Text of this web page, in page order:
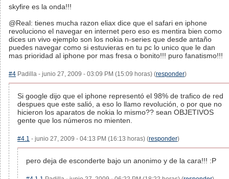
skyfire es la onda!!!
@Real: tienes mucha razon eliax dice que el safari en iphone
revoluciono el navegar en internet pero eso es mentira bien como
dices un vivo ejemplo son los nokia n-series que desde antaño
puedes navegar como si estuvieras en tu pc lo unico que le dan
mas prioridad al iphone por mas fresa o bonito!!! puro fanatismo!!!
#4 Padilla - junio 27, 2009 - 03:09 PM (15:09 horas) (responder)
Si google dijo que el iphone representó el 98% de trafico de red
despues que este salió, a eso lo llamo revolución, o por que no
hicieron los aparatos de nokia lo mismo?? sean OBJETIVOS
gente que los números no mienten.
#4.1 - junio 27, 2009 - 04:13 PM (16:13 horas) (responder)
pero deja de esconderte bajo un anonimo y de la cara!!! :P